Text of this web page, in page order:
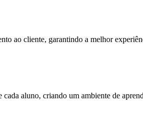
ao cliente, garantindo a melhor
aluno, criando um ambiente de